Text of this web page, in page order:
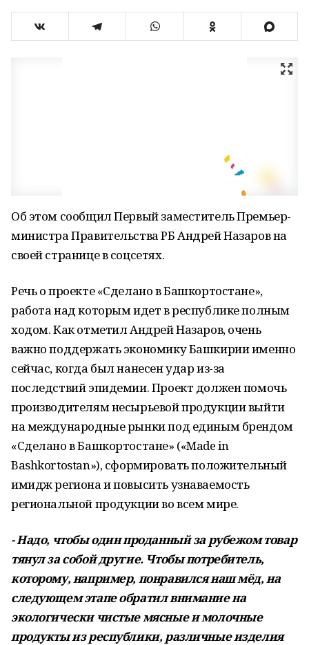
Об этом сообщил Первый заместитель Премьер-
министра Правительства РБ Андрей Назаров на
своей странице в соцсетях.
Речь о проекте «Сделано в Башкортостане»,
работа над которым идет в республике полным
ходом. Как отметил Андрей Назаров, очень
важно поддержать экономику Башкирии именно
сейчас, когда был нанесен удар из-за
последствий эпидемии. Проект должен помочь
производителям несырьевой продукции выйти
на международные рынки под единым брендом
«Сделано в Башкортостане» («Made in
Bashkortostan»), сформировать положительный
имидж региона и повысить узнаваемость
региональной продукции во всем мире.
- Надо, чтобы один проданный за рубежом товар
тянул за собой другие. Чтобы потребитель,
которому, например, понравился наш мёд, на
следующем этапе обратил внимание на
экологически чистые мясные и молочные
продукты из республики, различные изделия